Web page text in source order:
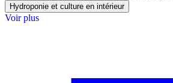
Hydroponie et culture en intérieur
Voir plus